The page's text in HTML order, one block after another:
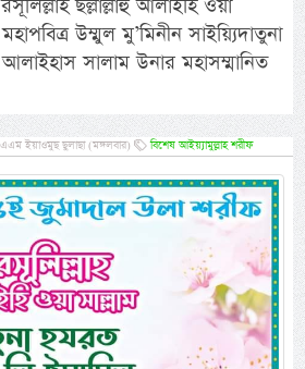
ছল্লাল্লাহু আলাইহি ওয়া
উম্মুল মু’মিনীন সাইয়্যিদাতুনা
সালাম উনার মহাসম্মানিত
ইয়াওমুছ ছুলাছা (মঙ্গলবার) বিশেষ আইয়্যামুল্লাহ শরীফ